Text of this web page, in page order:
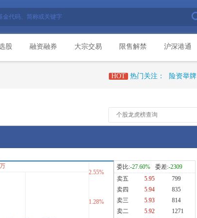
股 融资融券 大宗交易 限售解禁 沪深港通
HOT 热门关注： 险资举牌